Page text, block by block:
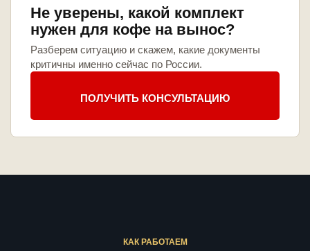
Не уверены, какой комплект
нужен для кофе на вынос?
Разберем ситуацию и скажем, какие документы
критичны именно сейчас по России.
ПОЛУЧИТЬ КОНСУЛЬТАЦИЮ
КАК РАБОТАЕМ